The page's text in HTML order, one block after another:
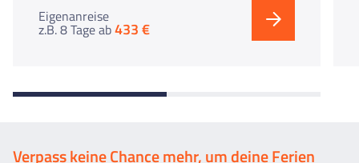
Eigenanreise
z.B. 8 Tageab433 €
Verpass keine Chance mehr, um deine Ferien